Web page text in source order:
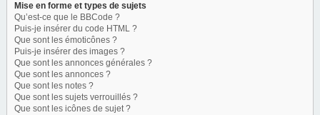
Mise en forme et types de sujets
Qu’est-ce que le BBCode ?
Puis-je insérer du code HTML ?
Que sont les émoticônes ?
Puis-je insérer des images ?
Que sont les annonces générales ?
Que sont les annonces ?
Que sont les notes ?
Que sont les sujets verrouillés ?
Que sont les icônes de sujet ?